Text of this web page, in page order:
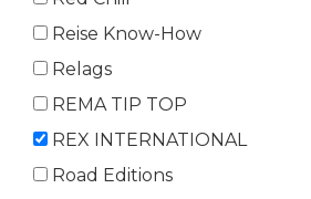
Reise Know-How
Relags
REMA TIP TOP
REX INTERNATIONAL
Road Editions